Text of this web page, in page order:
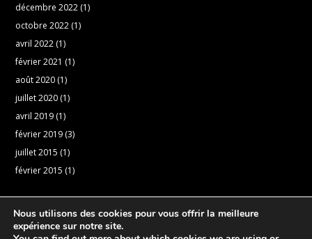
décembre 2022 (1)
octobre 2022 (1)
avril 2022 (1)
février 2021 (1)
août 2020 (1)
juillet 2020 (1)
avril 2019 (1)
février 2019 (3)
juillet 2015 (1)
février 2015 (1)
Nous utilisons des cookies pour vous offrir la meilleure
expérience sur notre site.